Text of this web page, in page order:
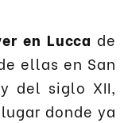
en Lucca de
ellas en San
del siglo XII,
donde ya